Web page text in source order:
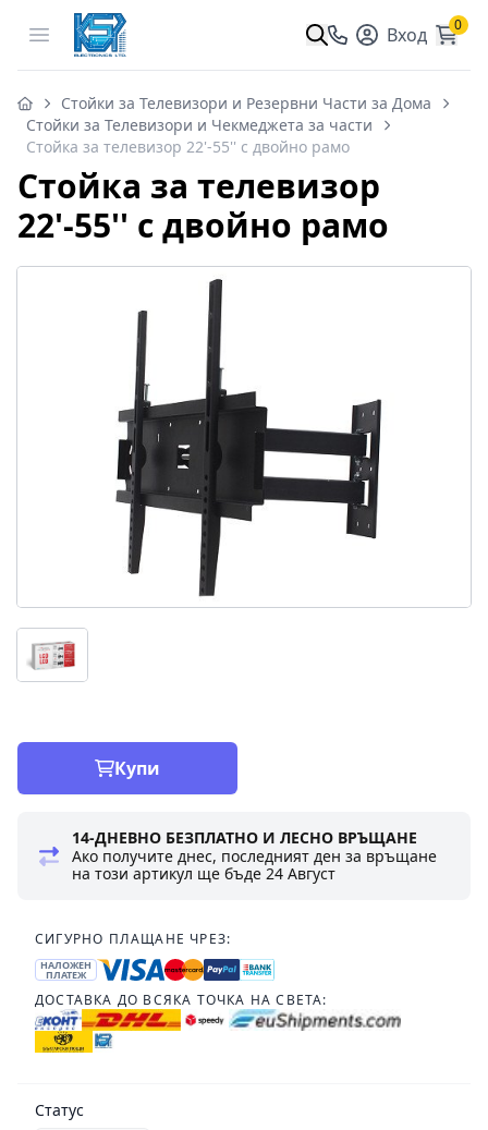
Open menu Вход 0
Стойки за Телевизори и Резервни Части за Дома
Стойки за Телевизори и Чекмеджета за части
Стойка за телевизор 22'-55'' с двойно рамо
Стойка за телевизор
22'-55'' с двойно рамо
Купи
14-ДНЕВНО БЕЗПЛАТНО И ЛЕСНО ВРЪЩАНЕ
Ако получите днес, последният ден за връщане
на този артикул ще бъде24 Август
СИГУРНО ПЛАЩАНЕ ЧРЕЗ:
НАЛОЖЕН
ПЛАТЕЖ
ДОСТАВКА ДО ВСЯКА ТОЧКА НА СВЕТА:
Статус